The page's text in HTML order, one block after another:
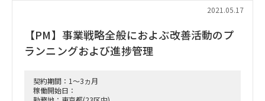
顧客の要望次第では山梨、宮城、九州など遠隔地への出張の可
■期間 2021年7月-9月
以降継続の可能性は高いです（〜2023年3月が現時点でMAX期
工場向け成果物をベースにデータ移行要件の検討を開始。
・データ移行事務局支援：後続5工場リリース向けのデータ移
行要件定義推進支援（計画策定、ファシリテーション、プロジ
ェクト管理）
か月で独り立ち／個人で完遂いただく必要あり
・成果物作成に必要となる情報は顧客よりインプットいただけ
2021.05.17
【PM】事業戦略全般におよぶ改善活動のプ
ランニングおよび進捗管理
契約期間：1～3ヵ月
稼働開始日：